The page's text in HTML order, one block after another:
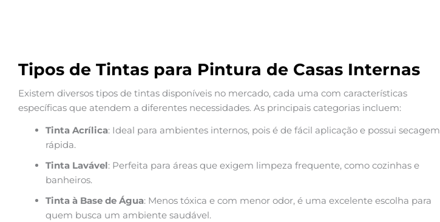
Tipos de Tintas para Pintura de Casas Internas
Existem diversos tipos de tintas disponíveis no mercado, cada uma com características
específicas que atendem a diferentes necessidades. As principais categorias incluem:
Tinta Acrílica: Ideal para ambientes internos, pois é de fácil aplicação e possui secagem
rápida.
Tinta Lavável: Perfeita para áreas que exigem limpeza frequente, como cozinhas e
banheiros.
Tinta à Base de Água: Menos tóxica e com menor odor, é uma excelente escolha para
quem busca um ambiente saudável.